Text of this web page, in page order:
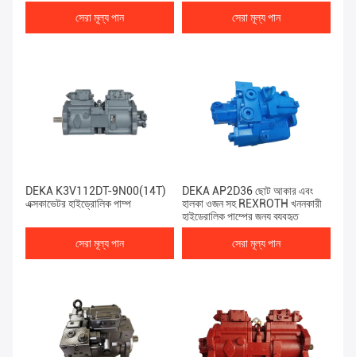
সেরা মূল্য পান
ব্যবহৃত
সেরা মূল্য পান
DEKA K3V112DT-9N00(14T)
এক্সকাভেটর হাইড্রোলিক পাম্প
সেরা মূল্য পান
DEKA AP2D36 ছোট আকার এবং
হালকা ওজন সহ REXROTH খননকারী
হাইড্রোলিক পাম্পের জন্য ব্যবহৃত
সেরা মূল্য পান